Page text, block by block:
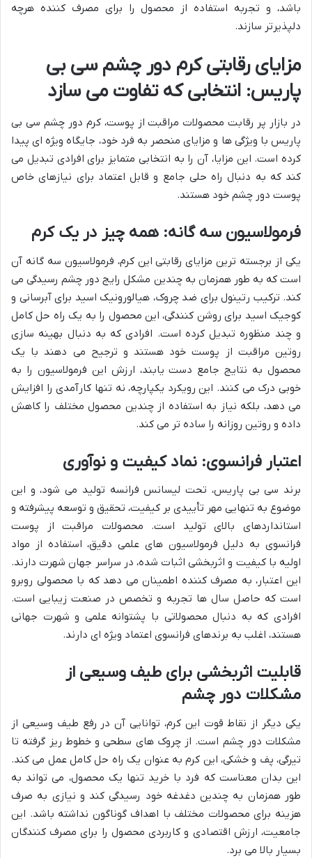
باشد، و تجربه استفاده از محصول را برای مصرف کننده هرچه
دلپذیرتر سازند.
مزایای رقابتی کرم دور چشم سی بی
پاریس: انتخابی که تفاوت می سازد
در بازار پر رقابت محصولات مراقبت از پوست، کرم دور چشم سی بی
پاریس با ویژگی ها و مزایای منحصر به فرد خود، جایگاه ویژه ای پیدا
کرده است. این مزایا، آن را به انتخابی متمایز برای افرادی تبدیل می
کند که به دنبال راه حلی جامع و قابل اعتماد برای نیازهای خاص
پوست دور چشم خود هستند.
فرمولاسیون سه گانه: همه چیز در یک کرم
یکی از برجسته ترین مزایای رقابتی این کرم، فرمولاسیون سه گانه آن
است که به طور همزمان به چندین مشکل رایج دور چشم رسیدگی می
کند. ترکیب رتینول برای ضد چروک، هیالورونیک اسید برای آبرسانی و
کوجیک اسید برای روشن کنندگی، این محصول را به یک راه حل کامل
و چند منظوره تبدیل کرده است. افرادی که به دنبال بهینه سازی
روتین مراقبت از پوست خود هستند و ترجیح می دهند با یک
محصول به نتایج جامع دست یابند، ارزش این فرمولاسیون را به
خوبی درک می کنند. این رویکرد یکپارچه، نه تنها کارآمدی را افزایش
می دهد، بلکه نیاز به استفاده از چندین محصول مختلف را کاهش
داده و روتین روزانه را ساده تر می کند.
اعتبار فرانسوی: نماد کیفیت و نوآوری
برند سی بی پاریس، تحت لیسانس فرانسه تولید می شود، و این
موضوع به تنهایی مهر تأییدی بر کیفیت، تحقیق و توسعه پیشرفته و
استانداردهای بالای تولید است. محصولات مراقبت از پوست
فرانسوی به دلیل فرمولاسیون های علمی دقیق، استفاده از مواد
اولیه با کیفیت و اثربخشی اثبات شده، در سراسر جهان شهرت دارند.
این اعتبار، به مصرف کننده اطمینان می دهد که با محصولی روبرو
است که حاصل سال ها تجربه و تخصص در صنعت زیبایی است.
افرادی که به دنبال محصولاتی با پشتوانه علمی و شهرت جهانی
هستند، اغلب به برندهای فرانسوی اعتماد ویژه ای دارند.
قابلیت اثربخشی برای طیف وسیعی از
مشکلات دور چشم
یکی دیگر از نقاط قوت این کرم، توانایی آن در رفع طیف وسیعی از
مشکلات دور چشم است. از چروک های سطحی و خطوط ریز گرفته تا
تیرگی، پف و خشکی، این کرم به عنوان یک راه حل کامل عمل می کند.
این بدان معناست که فرد با خرید تنها یک محصول، می تواند به
طور همزمان به چندین دغدغه خود رسیدگی کند و نیازی به صرف
هزینه برای محصولات مختلف با اهداف گوناگون نداشته باشد. این
جامعیت، ارزش اقتصادی و کاربردی محصول را برای مصرف کنندگان
بسیار بالا می برد.